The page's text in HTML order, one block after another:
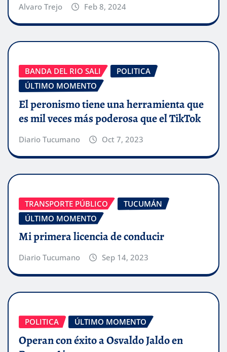
Alvaro Trejo Feb 8, 2024
BANDA DEL RIO SALI
POLITICA
ÚLTIMO MOMENTO
El peronismo tiene una herramienta que
es mil veces más poderosa que el TikTok
Diario Tucumano Oct 7, 2023
TRANSPORTE PÚBLICO
TUCUMÁN
ÚLTIMO MOMENTO
Mi primera licencia de conducir
Diario Tucumano Sep 14, 2023
POLITICA ÚLTIMO MOMENTO
Operan con éxito a Osvaldo Jaldo en